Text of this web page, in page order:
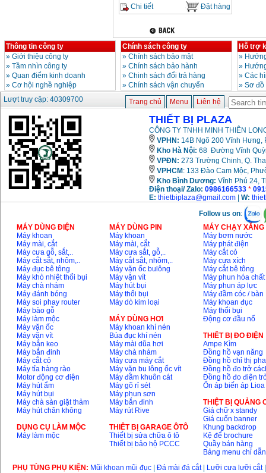
Chi tiết
Đặt hàng
Thông tin công ty
» Giới thiệu công ty
» Tầm nhìn công ty
» Quan điểm kinh doanh
» Cơ hội nghề nghiệp
Chính sách công ty
» Chính sách bảo mật
» Chính sách bảo hành
» Chinh sách đổi trả hàng
» Chính sách vận chuyển
Hỗ trợ
»
»
» Các
» Sơ
Lượt truy cập: 40309700
Trang chủ Menu Liên hệ
THIẾT BỊ PLAZA
CÔNG TY TNHH MINH THIÊN
VPHN: 14B Ngõ 200 Vĩnh Hưng,
Kho Hà Nội: 68 Đường Vĩnh
VPĐN: 273 Trường Chinh, Q.
VPHCM : 133 Đào Cam Mộc,
Kho Bình Dương: Vĩnh Phú 24,
Điện thoại/ Zalo: 0986166533 *
E: thietbiplaza@gmail.com W:
Follow us on:
MÁY DÙNG ĐIỆN
Máy khoan
Máy mài, cắt
Máy cưa gỗ, sắt,..
Máy cắt sắt, nhôm,..
Máy đục bê tông
Máy khò nhiệt thổi bụi
Máy chà nhám
Máy đánh bóng
Máy soi phay router
Máy bào gỗ
Máy làm mộc
Máy vặn ốc
Máy vặn vít
Máy bắn keo
Máy bắn đinh
Máy cắt cỏ
Máy tỉa hàng rào
Motor động cơ điện
Máy hút ẩm
Máy hút bụi
Máy chà sàn giặt thảm
Máy hút chân không
DỤNG CỤ LÀM MỘC
Máy làm mộc
MÁY DÙNG PIN
Máy khoan
Máy mài, cắt
Máy cưa sắt, gỗ,..
Máy cắt sắt, nhôm,..
Máy vặn ốc bulông
Máy vặn vít
Máy hút bụi
Máy thổi bụi
Máy dò kim loại
MÁY DÙNG HƠI
Máy khoan khí nén
Búa đục khí nén
Máy mài dũa hơi
Máy chà nhám
Máy cưa máy cắt
Máy vặn bu lông ốc vít
Máy đầm khuôn cát
Máy gõ rỉ sét
Máy phun sơn
Máy bắn đinh
Máy rút Rive
THIÊT BỊ GARAGE ÔTÔ
Thiết bị sửa chữa ô tô
Thiết bị bảo hộ PCCC
MÁY CHẠY
Máy bơm nước
Máy phát điện
Máy cắt cỏ
Máy cưa xích
Máy cắt bê tông
Máy phun hóa chất
Máy phun áp lực
Máy đầm cóc / bàn
Máy khoan đục
Máy thổi bụi
Động cơ đầu nổ
THIÊT BỊ ĐO ĐIỆN
Ampe Kìm
Đồng hồ vạn năng
Đồng hồ chỉ thị pha
Đồng hồ đo trở
Đồng hồ đo điện
Ổn áp biến áp Lioa
THIỆT BỊ QUẢNG
Giá chữ x standy
Giá cuốn banner
Khung backdrop
Kệ để brochure
Quầy bán hàng
Bảng menu chỉ dẫn
PHỤ TÙNG PHỤ KIỆN: Mũi khoan mũi đục Đá mài đá cắt| Lưỡi cưa lưỡi cắt